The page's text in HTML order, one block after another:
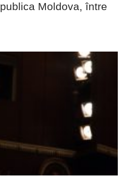
Moldova, între